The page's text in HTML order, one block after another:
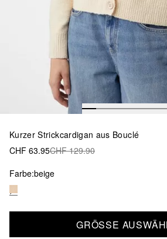
Kurzer Strickcardigan aus Bouclé
CHF 63.95CHF 129.90
Farbe:beige
GRÖSSE